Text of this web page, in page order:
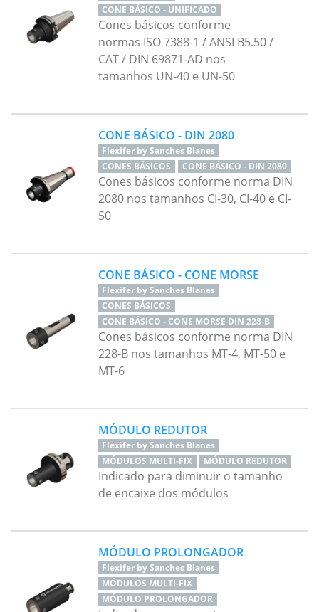
CONE BÁSICO - UNIFICADO
Cones básicos conforme
normas ISO 7388-1 / ANSI B5.50 /
CAT / DIN 69871-AD nos
tamanhos UN-40 e UN-50
CONE BÁSICO - DIN 2080
Flexifer by Sanches Blanes
CONES BÁSICOS
CONE BÁSICO - DIN 2080
Cones básicos conforme norma DIN
2080 nos tamanhos CI-30, CI-40 e CI-
50
CONE BÁSICO - CONE MORSE
Flexifer by Sanches Blanes
CONES BÁSICOS
CONE BÁSICO - CONE MORSE DIN 228-B
Cones básicos conforme norma DIN
228-B nos tamanhos MT-4, MT-50 e
MT-6
MÓDULO REDUTOR
Flexifer by Sanches Blanes
MÓDULOS MULTI-FIX
MÓDULO REDUTOR
Indicado para diminuir o tamanho
de encaixe dos módulos
MÓDULO PROLONGADOR
Flexifer by Sanches Blanes
MÓDULOS MULTI-FIX
MÓDULO PROLONGADOR